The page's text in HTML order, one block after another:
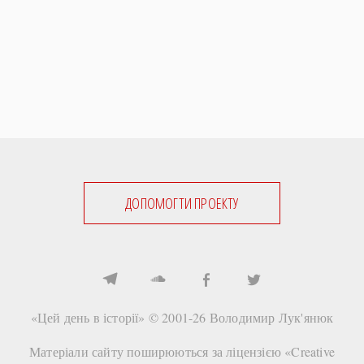
ДОПОМОГТИ ПРОЕКТУ
«Цей день в історії» © 2001-26 Володимир Лук'янюк
Матеріали сайту поширюються за ліцензією «Creative